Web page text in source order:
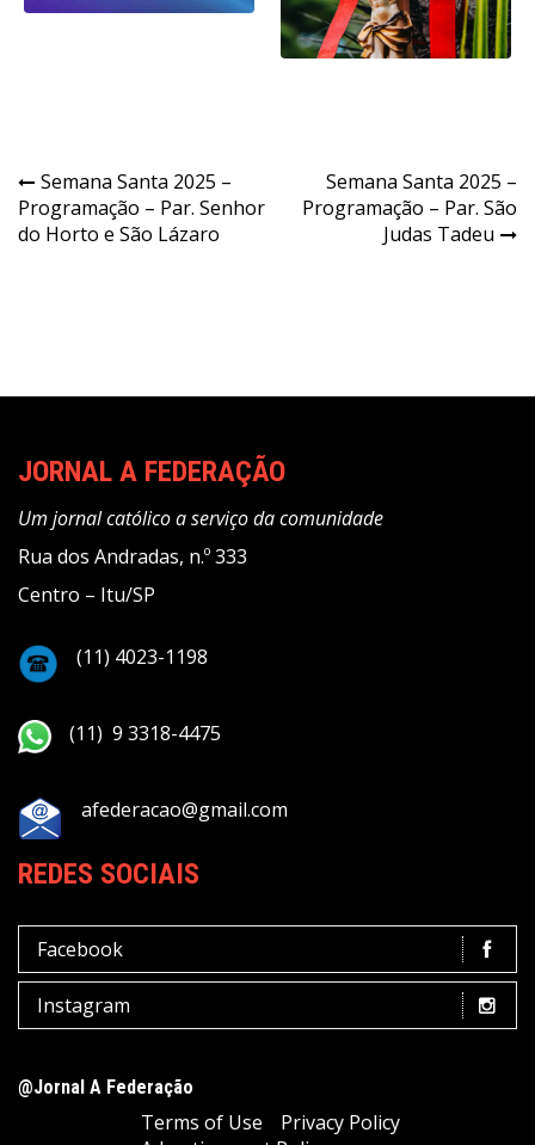
Navegação
de
Semana Santa 2025 –
Programação – Par. Senhor
do Horto e São Lázaro
Semana Santa 2025 –
Programação – Par. São
Judas Tadeu
JORNAL A FEDERAÇÃO
Um jornal católico a serviço da comunidade
Rua dos Andradas, n.º 333
Centro – Itu/SP
(11) 4023-1198
(11) 9 3318-4475
afederacao@gmail.com
REDES SOCIAIS
Facebook
Instagram
@Jornal A Federação
Terms of Use
Privacy Policy